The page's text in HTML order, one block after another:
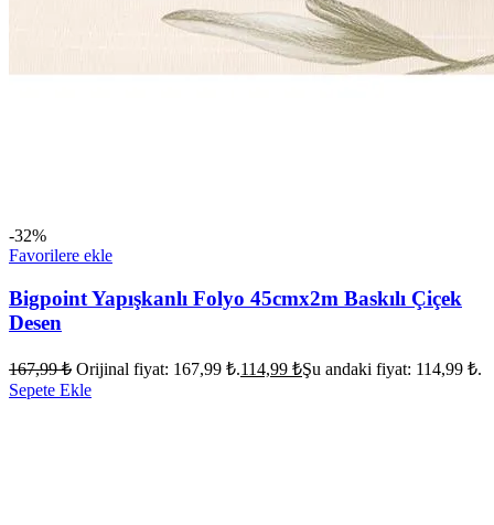
-32%
Favorilere ekle
Bigpoint Yapışkanlı Folyo 45cmx2m Baskılı Çiçek
Desen
167,99₺ Orijinal fiyat: 167,99 ₺.114,99 ₺Şu andaki fiyat: 114,99 ₺.
Sepete Ekle